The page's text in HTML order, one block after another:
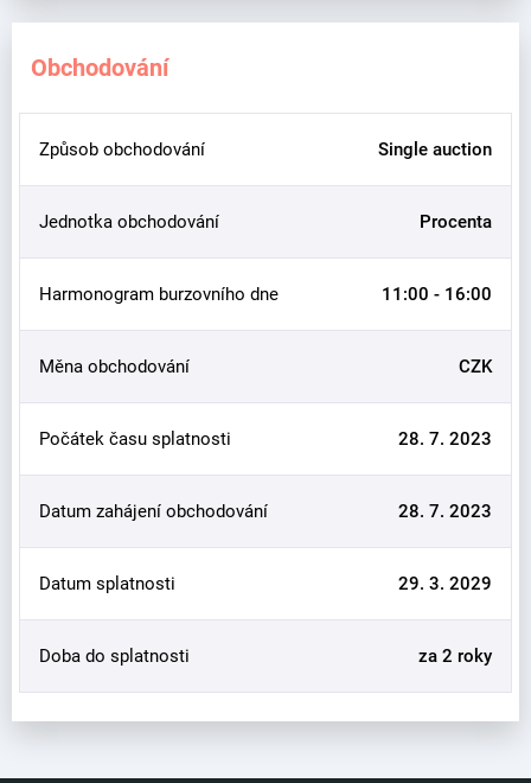
Obchodování
Způsob obchodování Single auction
Jednotka obchodování Procenta
Harmonogram burzovního dne 11:00 - 16:00
Měna obchodování CZK
Počátek času splatnosti 28. 7. 2023
Datum zahájení obchodování 28. 7. 2023
Datum splatnosti 29. 3. 2029
Doba do splatnosti za 2 roky